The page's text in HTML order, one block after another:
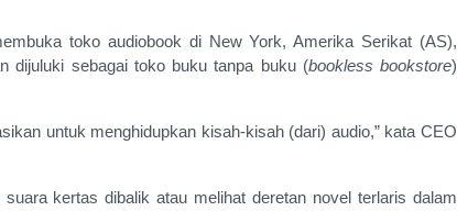
toko audiobook di New York, Amerika Serikat (AS),
dijuluki sebagai toko buku tanpa buku (bookless bookstore)
untuk menghidupkan kisah-kisah (dari) audio,” kata CEO
kertas dibalik atau melihat deretan novel terlaris dalam